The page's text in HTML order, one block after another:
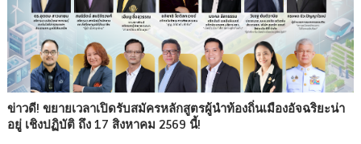
ข่าวดี! ขยายเวลาเปิดรับสมัครหลักสูตรผู้นำท้องถิ่นเมืองอัจฉริยะน่า
อยู่ เชิงปฏิบัติ ถึง 17 สิงหาคม 2569 นี้!